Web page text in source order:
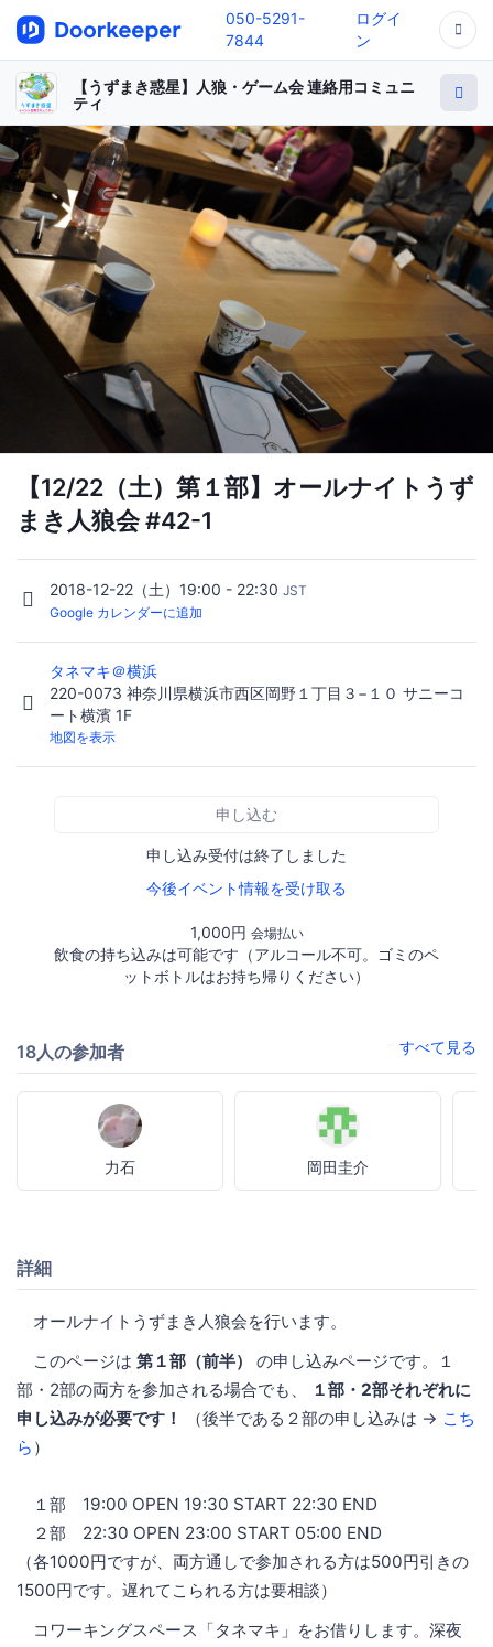
050-5291-
7844
ログイ
ン
【うずまき惑星】人狼・ゲーム会 連絡用コミュニ
ティ
【12/22（土）第１部】オールナイトうず
まき人狼会 #42-1
2018-12-22（土）19:00 - 22:30 JST
Google カレンダーに追加
タネマキ＠横浜
220-0073 神奈川県横浜市西区岡野１丁目３−１０ サニーコ
ート横濱 1F
地図を表示
申し込む
申し込み受付は終了しました
今後イベント情報を受け取る
1,000円 会場払い
飲食の持ち込みは可能です（アルコール不可。ゴミのペ
ットボトルはお持ち帰りください）
18人の参加者 すべて見る
力石 岡田圭介
詳細
オールナイトうずまき人狼会を行います。
このページは 第１部（前半）
の申し込みページです。１
部・2部の両方を参加される場合でも、
１部・2部それぞれに
申し込みが必要です！
（後半である２部の申し込みは → こち
ら ）
１部 19:00 OPEN 19:30 START 22:30 END
２部 22:30 OPEN 23:00 START 05:00 END
（各1000円ですが、両方通しで参加される方は500円引きの
1500円です。遅れてこられる方は要相談）
コワーキングスペース「タネマキ」をお借りします。深夜